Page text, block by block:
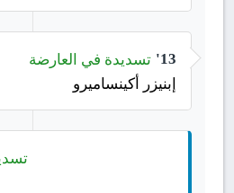
13' تسديدة في العارضة
إبنيزر أكينساميرو